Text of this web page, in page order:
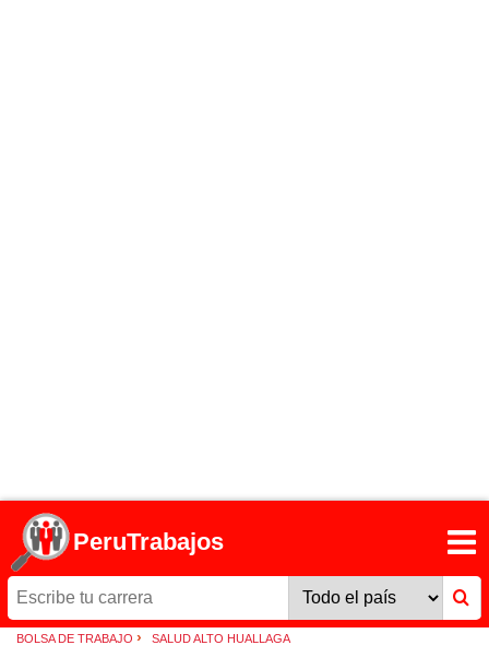
PeruTrabajos
BOLSA DE TRABAJO › SALUD ALTO HUALLAGA